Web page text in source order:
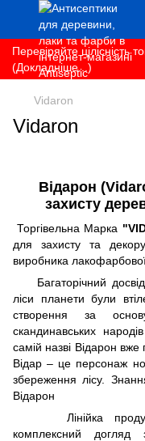
Перевіряйте цілісність
(Докладніше...)
Vidaron
Vidaron
Відарон
захисту
Торгівельна Марка
для захисту та
виробника
Багаторічний досвід
ліси планети були
створення за
скандинавських
самій назві Відарон
Відар – це персонаж
збереження лісу.
Відарон
Лінійка
комплексний догляд